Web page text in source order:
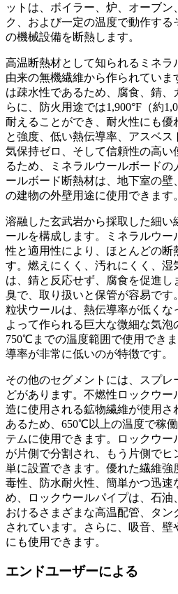
ットは、ボイラー、炉、オーブ
ク、および一定の温度で動作す
の機械設備を断熱します。
高温断熱材として知られるミネ
由来の無機繊維から作られていま
は疎水性であるため、腐食、錆、
らに、防火用途では1,900°F（約
耐えることができ、耐火性にも
と強度、低い熱伝導率、アスベ
気保持ゼロ、そして信頼性の高い
るため、ミネラルウールボードの
ールボード断熱材は、地下室の
の建物の外壁用途に使用できます。
溶融した玄武岩から採取した細い
ールを構成します。ミネラルウ
性と適用性により、ほとんどの断
す。燃えにくく、汚れにくく、湿
は、錆と反応せず、腐食を促進
臭で、取り扱いと保管が容易です
粒状ウールは、熱伝導率が低くな
よって作られる巨大な微細な気
750℃までの温度範囲で使用でき
導率が非常に低いのが特徴です。
その他のセグメントには、スプ
どがあります。不燃性ロックウ
造に使用される鉱物繊維が使用
あるため、650℃以上の温度で稼
テムに使用できます。ロックウー
が片側で分割され、もう片側で
単に設置できます。優れた繊維
毒性、防水耐火性、簡単かつ迅速
め、ロックウールパイプは、石油
おけるさまざまな高温配管、タン
されています。さらに、吸音、
にも使用できます。
エンドユーザーによる